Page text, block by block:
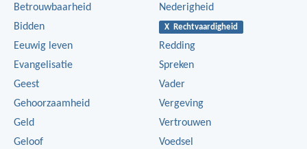
Betrouwbaarheid
Bidden
Eeuwig leven
Evangelisatie
Geest
Gehoorzaamheid
Geld
Geloof
Nederigheid
X Rechtvaardigheid
Redding
Spreken
Vader
Vergeving
Vertrouwen
Voedsel